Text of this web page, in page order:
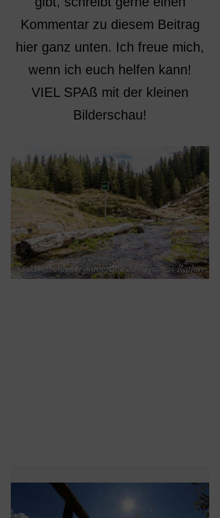
Kommentar zu diesem Beitrag
hier ganz unten. Ich freue mich,
wenn ich euch helfen kann!
VIEL SPAß mit der kleinen
Bilderschau!